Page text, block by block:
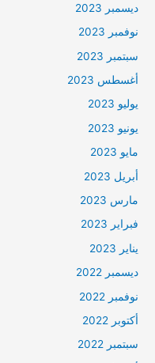
ديسمبر 2023
نوفمبر 2023
سبتمبر 2023
أغسطس 2023
يوليو 2023
يونيو 2023
مايو 2023
أبريل 2023
مارس 2023
فبراير 2023
يناير 2023
ديسمبر 2022
نوفمبر 2022
أكتوبر 2022
سبتمبر 2022